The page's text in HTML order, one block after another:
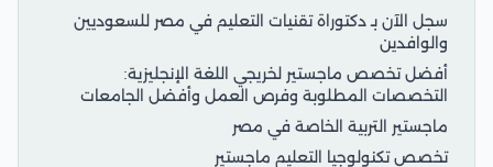
سجل الآن بـ دكتوراة تقنيات التعليم في مصر للسعوديين
والوافدين
أفضل تخصص ماجستير لخريجي اللغة الإنجليزية:
التخصصات المطلوبة وفرص العمل وأفضل الجامعات
ماجستير التربية الخاصة في مصر
تخصص تكنولوجيا التعليم ماجستير